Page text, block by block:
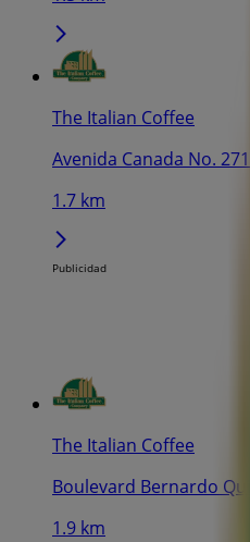
The Italian Coffee
Avenida Canada No.
1.7 km
Publicidad
The Italian Coffee
Boulevard Bernardo
1.9 km